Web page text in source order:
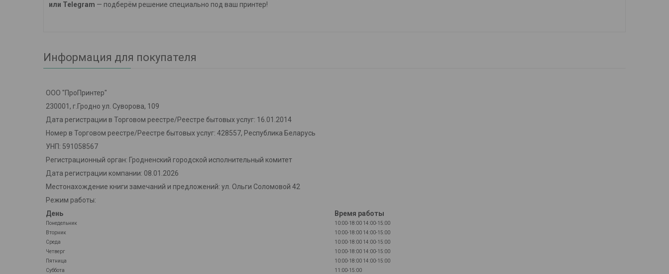
или Telegram — подберём решение специально под ваш принтер!
Информация для покупателя
ООО "ПроПринтер"
230001, г.Гродно ул. Суворова, 109
Дата регистрации в Торговом реестре/Реестре бытовых услуг: 16.01.2014
Номер в Торговом реестре/Реестре бытовых услуг: 428557, Республика Беларусь
УНП: 591058567
Регистрационный орган: Гродненский городской исполнительный комитет
Дата регистрации компании: 08.01.2026
Местонахождение книги замечаний и предложений: ул. Ольги Соломовой 42
Режим работы:
День
Время работы
Понедельник 10:00-18:00 14:00-15:00
Вторник
10:00-18:00 14:00-15:00
Среда
10:00-18:00 14:00-15:00
Четверг
10:00-18:00 14:00-15:00
Пятница
10:00-18:00 14:00-15:00
Суббота
11:00-15:00